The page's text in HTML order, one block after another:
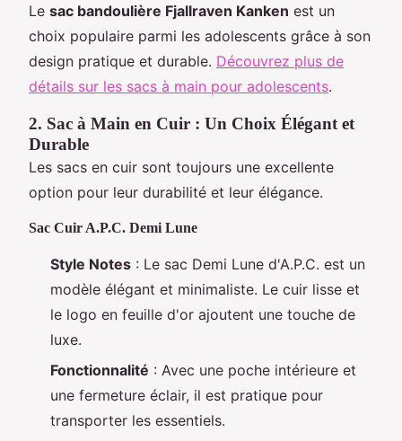
Le sac bandoulière Fjallraven Kanken est un
choix populaire parmi les adolescents grâce à son
design pratique et durable. Découvrez plus de
détails sur les sacs à main pour adolescents.
2. Sac à Main en Cuir : Un Choix Élégant et
Durable
Les sacs en cuir sont toujours une excellente
option pour leur durabilité et leur élégance.
Sac Cuir A.P.C. Demi Lune
Style Notes : Le sac Demi Lune d'A.P.C. est un
modèle élégant et minimaliste. Le cuir lisse et
le logo en feuille d'or ajoutent une touche de
luxe.
Fonctionnalité : Avec une poche intérieure et
une fermeture éclair, il est pratique pour
transporter les essentiels.